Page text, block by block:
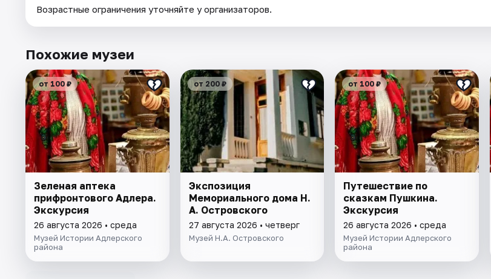
Возрастные ограничения уточняйте у организаторов.
Похожие музеи
от 100 ₽
Зеленая аптека
прифронтового Адлера.
Экскурсия
26 августа 2026 • среда
Музей Истории Адлерского
района
от 200 ₽
Экспозиция
Мемориального дома Н.
А. Островского
27 августа 2026 • четверг
Музей Н.А. Островского
от 100 ₽
Путешествие по
сказкам Пушкина.
Экскурсия
26 августа 2026 • среда
Музей Истории Адлерского
района